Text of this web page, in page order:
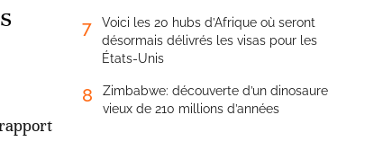
7
Voici les 20 hubs d’Afrique où seront
désormais délivrés les visas pour les
États-Unis
8
Zimbabwe: découverte d’un dinosaure
vieux de 210 millions d’années